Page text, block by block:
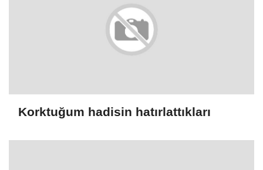
Korktuğum hadisin hatırlattıkları